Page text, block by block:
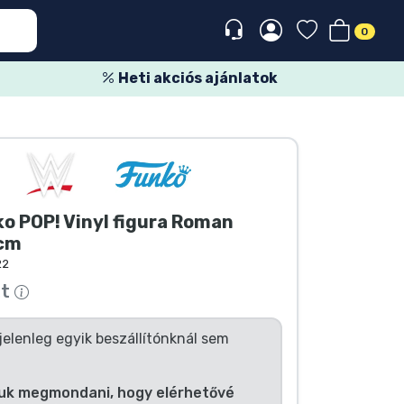
0
Heti akciós ajánlatok
POP! Vinyl figura Roman
egyik beszállítónknál sem
megmondani, hogy elérhetővé